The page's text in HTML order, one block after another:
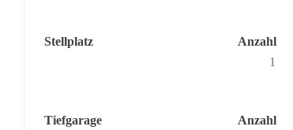
Stellplatz
Anzahl
1
Tiefgarage
Anzahl